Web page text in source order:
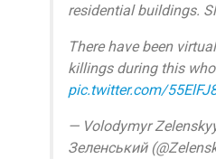
residential buildings.
There have been
killings during this
pic.twitter.com/
— Volodymyr
Зеленський